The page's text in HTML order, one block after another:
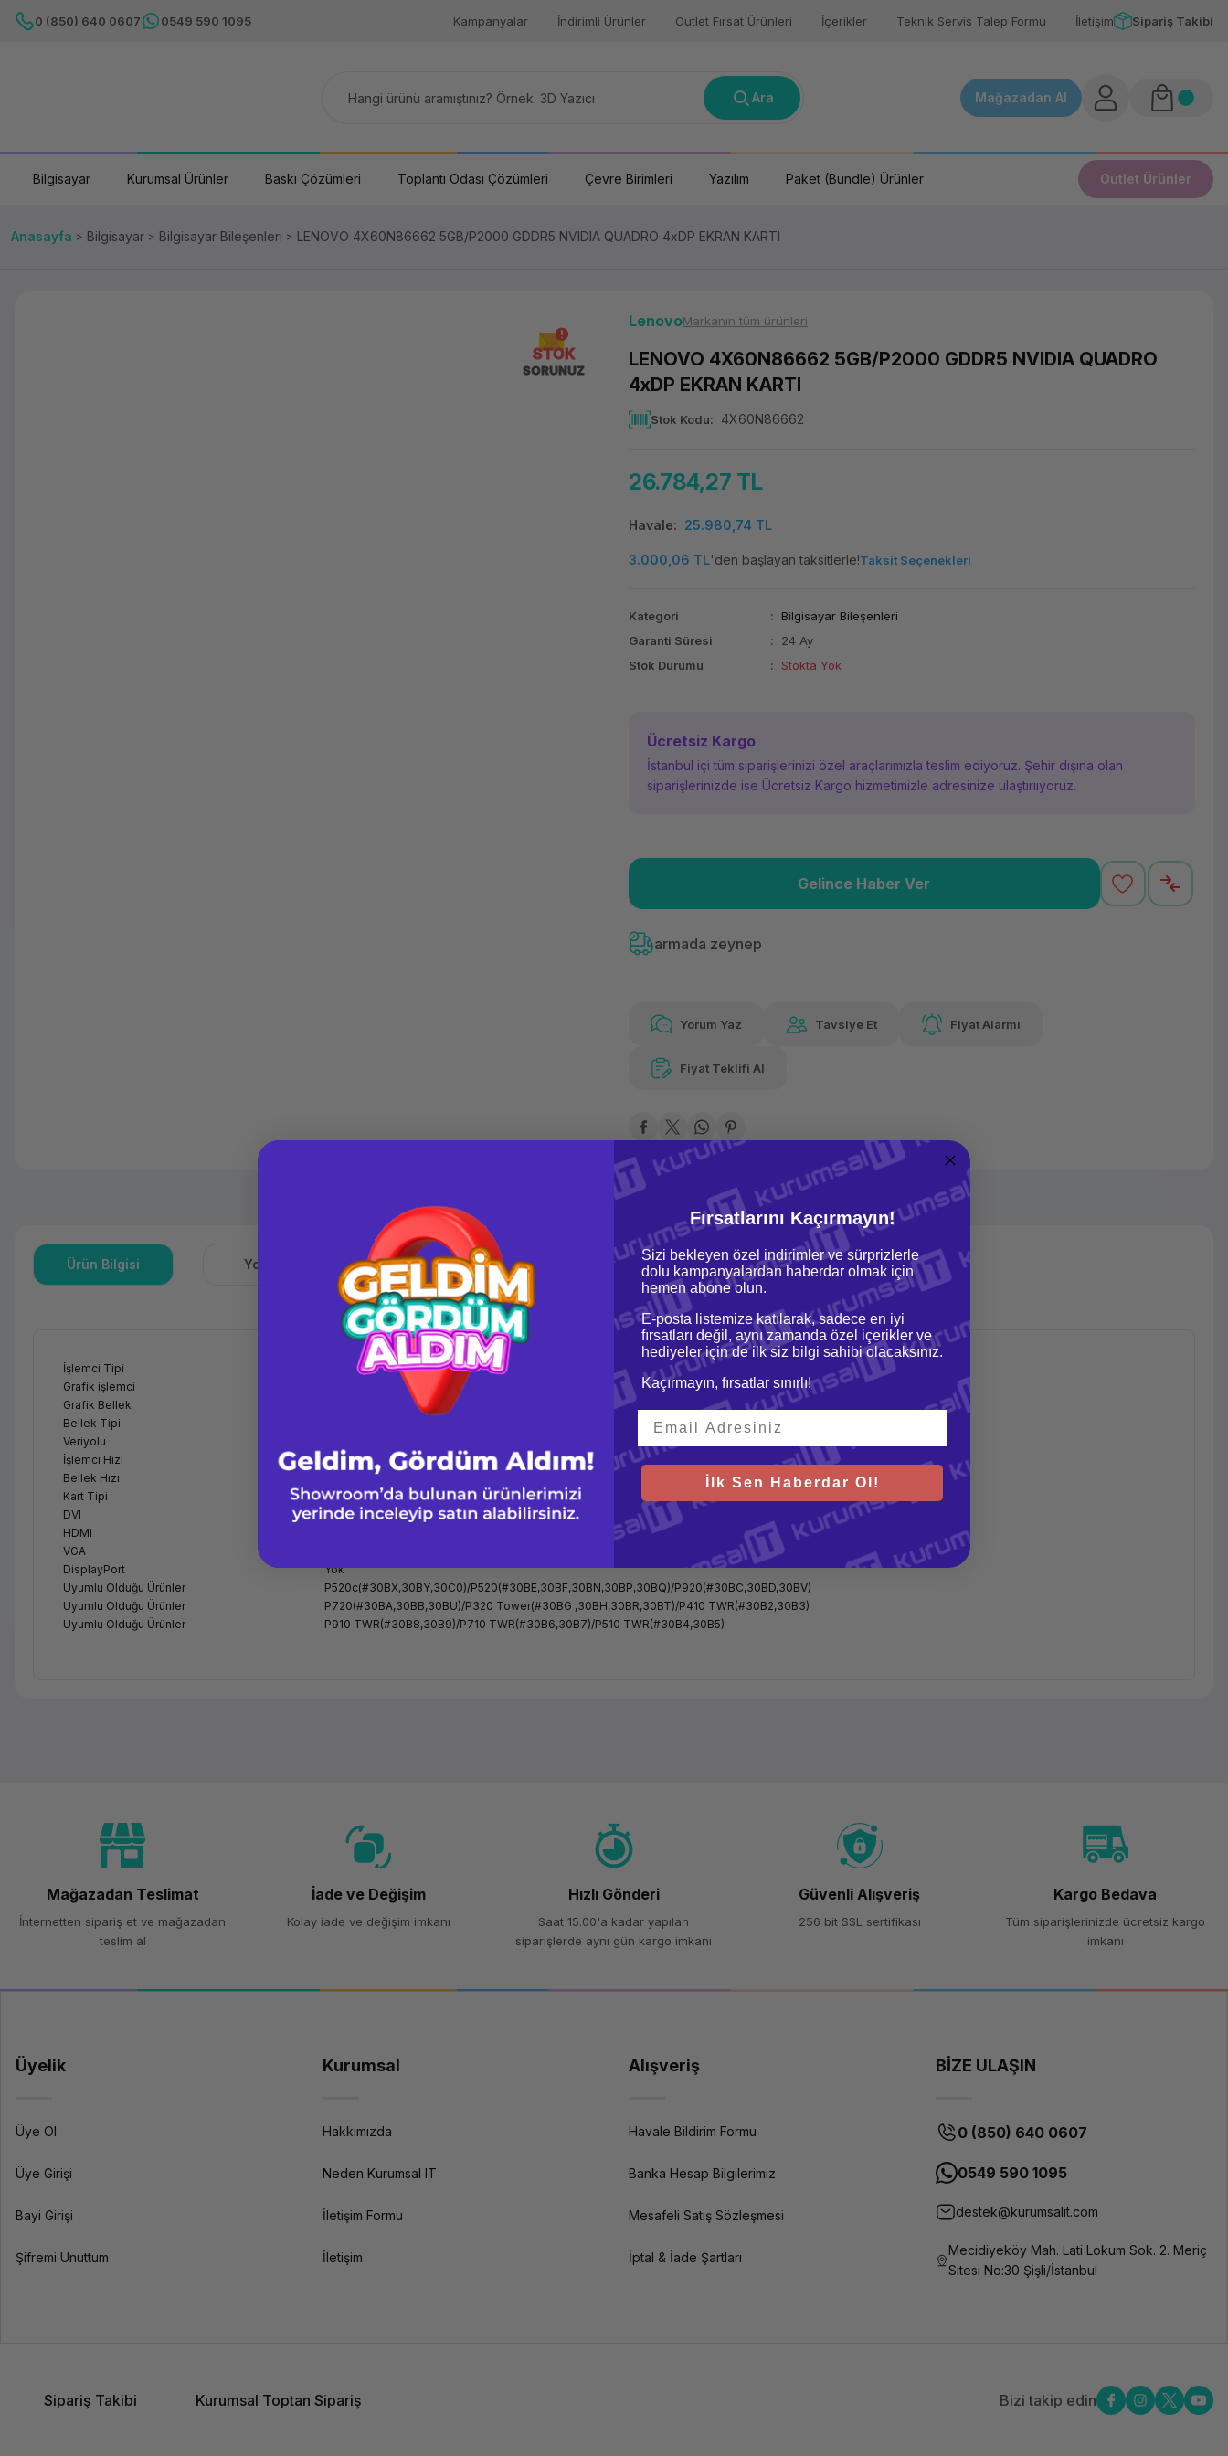
0 (850) 640 0607 0549 590 1095 Kampanyalar İndirimli Ürünler Outlet Fırsat Ürünleri İçerikler Teknik Servis Talep Formu İletişim Sipariş Takibi
Ara Mağazadan Al
Bilgisayar Kurumsal Ürünler Baskı Çözümleri Toplantı Odası Çözümleri Çevre Birimleri Yazılım Paket (Bundle) Ürünler Outlet Ürünler
Anasayfa Bilgisayar Bilgisayar Bileşenleri LENOVO 4X60N86662 5GB/P2000 GDDR5 NVIDIA QUADRO 4xDP EKRAN KARTI
STOK
SORUNUZ
LenovoMarkanın tüm ürünleri
LENOVO 4X60N86662 5GB/P2000 GDDR5 NVIDIA QUADRO
4xDP EKRAN KARTI
Stok Kodu 4X60N86662
26.784,27 TL
Havale 25.980,74 TL
3.000,06 TL'den başlayan taksitlerle!Taksit Seçenekleri
Kategori
Bilgisayar Bileşenleri
Garanti Süresi
24 Ay
Stok Durumu
Stokta Yok
Ücretsiz Kargo
İstanbul içi tüm siparişlerinizi özel araçlarımızla teslim ediyoruz. Şehir dışına olan
siparişlerinizde ise Ücretsiz Kargo hizmetimizle adresinize ulaştırııyoruz.
Kolay iade imkanı
Güvenilir Alışveriş
Kolay iade imkanı
3.000,06 TL
Havalelerde
Gelince Haber Ver
armada zeynep
Yorum Yaz Tavsiye Et Fiyat Alarmı
Fiyat Teklifi Al
Ürün Bilgisi Yorumlar Soru & Cevap Taksit Seçenekleri
İşlemci Tipi
NVIDIA
Grafik işlemci
NVIDIA Quadro P2000
Grafik Bellek
Bellek Tipi
Veriyolu
İşlemci Hızı
1026 MHz
Bellek Hızı
Kart Tipi
PCI Express X16
DVI
4X DVI
HDMI
VGA
DisplayPort
Yok
Uyumlu Olduğu Ürünler
P520c(#30BX,30BY,30C0)/P520(#30BE,30BF,30BN,30BP,30BQ)/P920(#30BC,30BD,30BV)
Uyumlu Olduğu Ürünler
P720(#30BA,30BB,30BU)/P320 Tower(#30BG ,30BH,30BR,30BT)/P410 TWR(#30B2,30B3)
Uyumlu Olduğu Ürünler
P910 TWR(#30B8,30B9)/P710 TWR(#30B6,30B7)/P510 TWR(#30B4,30B5)
Mağazadan Teslimat
İnternetten sipariş et ve mağazadan
teslim al
İade ve Değişim
Kolay iade ve değişim imkanı
Hızlı Gönderi
Saat 15.00'a kadar yapılan
siparişlerde aynı gün kargo imkanı
Güvenli Alışveriş
256 bit SSL sertifikası
Kargo Bedava
Tüm siparişlerinizde ücretsiz kargo
imkanı
Üyelik
Üye Ol
Üye Girişi
Bayi Girişi
Şifremi Unuttum
Kurumsal
Hakkımızda
Neden Kurumsal IT
İletişim Formu
İletişim
Alışveriş
Havale Bildirim Formu
Banka Hesap Bilgilerimiz
Mesafeli Satış Sözleşmesi
İptal & İade Şartları
BİZE ULAŞIN
0 (850) 640 0607
0549 590 1095
destek@kurumsalit.com
Mecidiyeköy Mah. Lati Lokum Sok. 2. Meriç
Sitesi No:30 Şişli/İstanbul
Sipariş Takibi Kurumsal Toptan Sipariş Bizi takip edin
Fırsatlarını Kaçırmayın!
Sizi bekleyen özel indirimler ve sürprizlerle
dolu kampanyalardan haberdar olmak için
hemen abone olun.
E-posta listemize katılarak, sadece en iyi
fırsatları değil, aynı zamanda özel içerikler ve
hediyeler için de ilk siz bilgi sahibi olacaksınız.
Kaçırmayın, fırsatlar sınırlı!
İlk Sen Haberdar Ol!